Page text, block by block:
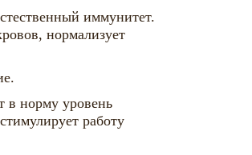
иммунитет.
нормализует
в норму уровень
работу